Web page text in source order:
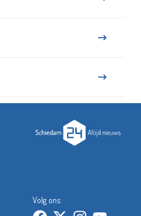
Volg ons: